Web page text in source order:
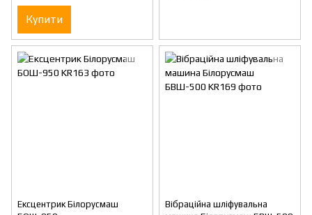
Купити
Ексцентрик Білорусмаш
Вібраційна шліфувальна